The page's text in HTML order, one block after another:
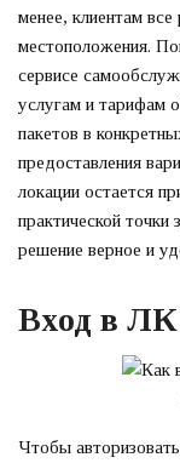
менее, клиентам
местоположения.
сервисе
услугам и тарифам
пакетов в
предоставления
локации остается
практической
решение верное и
Вход в ЛК
Чтобы